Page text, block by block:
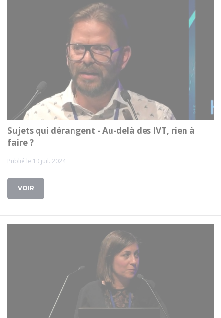
Sujets qui dérangent - Au-delà des IVT, rien à
faire ?
Publié le 10 juil. 2024
VOIR